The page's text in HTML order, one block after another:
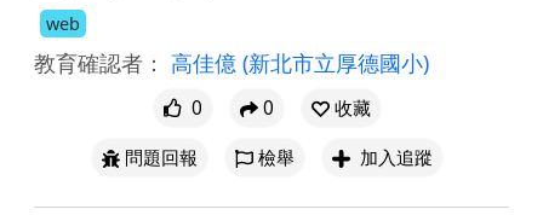
web
教育確認者： 高佳億 (新北市立厚德國小)
0 0
收藏
問題回報
檢舉 加入追蹤